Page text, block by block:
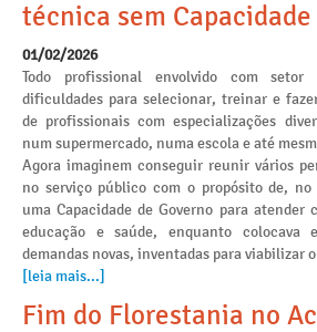
técnica sem Capacidade
01/02/2026
Todo profissional envolvido com setor
dificuldades para selecionar, treinar e
de profissionais com especializações
num supermercado, numa escola e até
Agora imaginem conseguir reunir vários
no serviço público com o propósito de,
uma Capacidade de Governo para atender
educação e saúde, enquanto
demandas novas, inventadas para viabilizar
[leia mais...]
Fim do Florestania no